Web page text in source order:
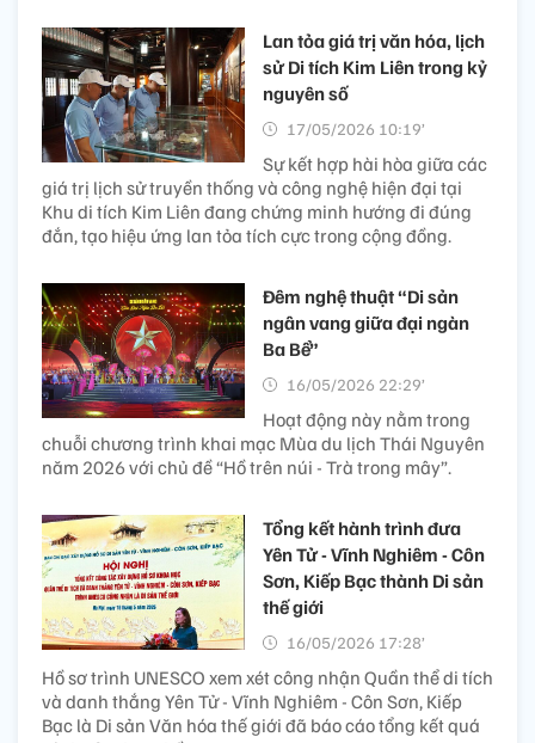
Lan tỏa giá trị văn hóa, lịch
sử Di tích Kim Liên trong kỷ
nguyên số
17/05/2026 10:19’
Sự kết hợp hài hòa giữa các
giá trị lịch sử truyền thống và công nghệ hiện đại tại
Khu di tích Kim Liên đang chứng minh hướng đi đúng
đắn, tạo hiệu ứng lan tỏa tích cực trong cộng đồng.
Đêm nghệ thuật “Di sản
ngân vang giữa đại ngàn
Ba Bể”
16/05/2026 22:29’
Hoạt động này nằm trong
chuỗi chương trình khai mạc Mùa du lịch Thái Nguyên
năm 2026 với chủ đề “Hồ trên núi - Trà trong mây”.
Tổng kết hành trình đưa
Yên Tử - Vĩnh Nghiêm - Côn
Sơn, Kiếp Bạc thành Di sản
thế giới
16/05/2026 17:28’
Hồ sơ trình UNESCO xem xét công nhận Quần thể di tích
và danh thắng Yên Tử - Vĩnh Nghiêm - Côn Sơn, Kiếp
Bạc là Di sản Văn hóa thế giới đã báo cáo tổng kết quá